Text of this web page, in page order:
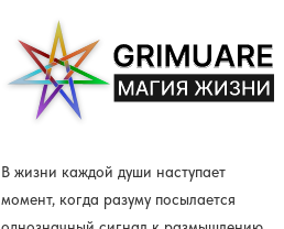
В жизни каждой души наступает
момент, когда разуму посылается